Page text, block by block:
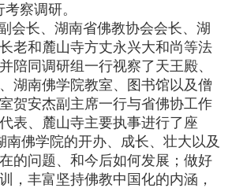
察调研。
会长、湖南省佛教协会会长、湖
老和麓山寺方丈永兴大和尚等法
陪同调研组一行视察了天王殿、
湖南佛学院教室、图书馆以及僧
贺安杰副主席一行与省佛协工作
表、麓山寺主要执事进行了座
佛学院的开办、成长、壮大以及
的问题、和今后如何发展；做好
，丰富坚持佛教中国化的内涵，